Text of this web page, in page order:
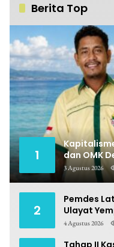
Berita Top
1
dan OMK
Pungli
3 Agustus 2026
2
Pemdes
Ulayat
Sengketa
4 Agustus 2026
Tahap II